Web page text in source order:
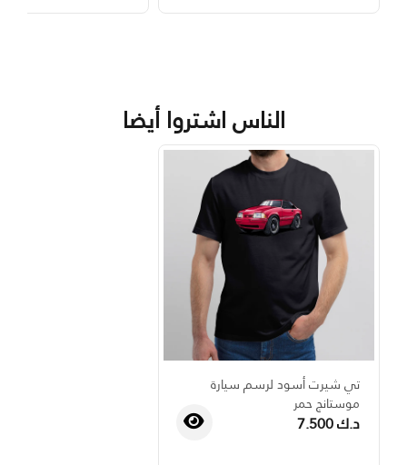
الناس اشتروا أيضا
تي شيرت أسود لرسم سيارة
موستانج حمر
د.ك 7.500